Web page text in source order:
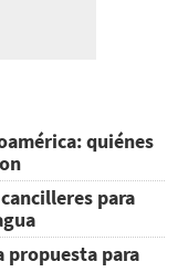
quiénes
para
propuesta para